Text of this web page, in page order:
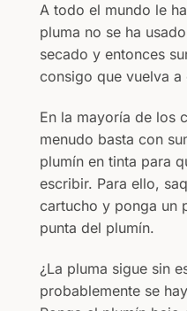
A todo el mundo le
pluma no se ha
secado y entonces
consigo que vuelva a
En la mayoría de los
menudo basta con
plumín en tinta para
escribir. Para ello,
cartucho y ponga un
punta del plumín.
¿La pluma sigue sin
probablemente se